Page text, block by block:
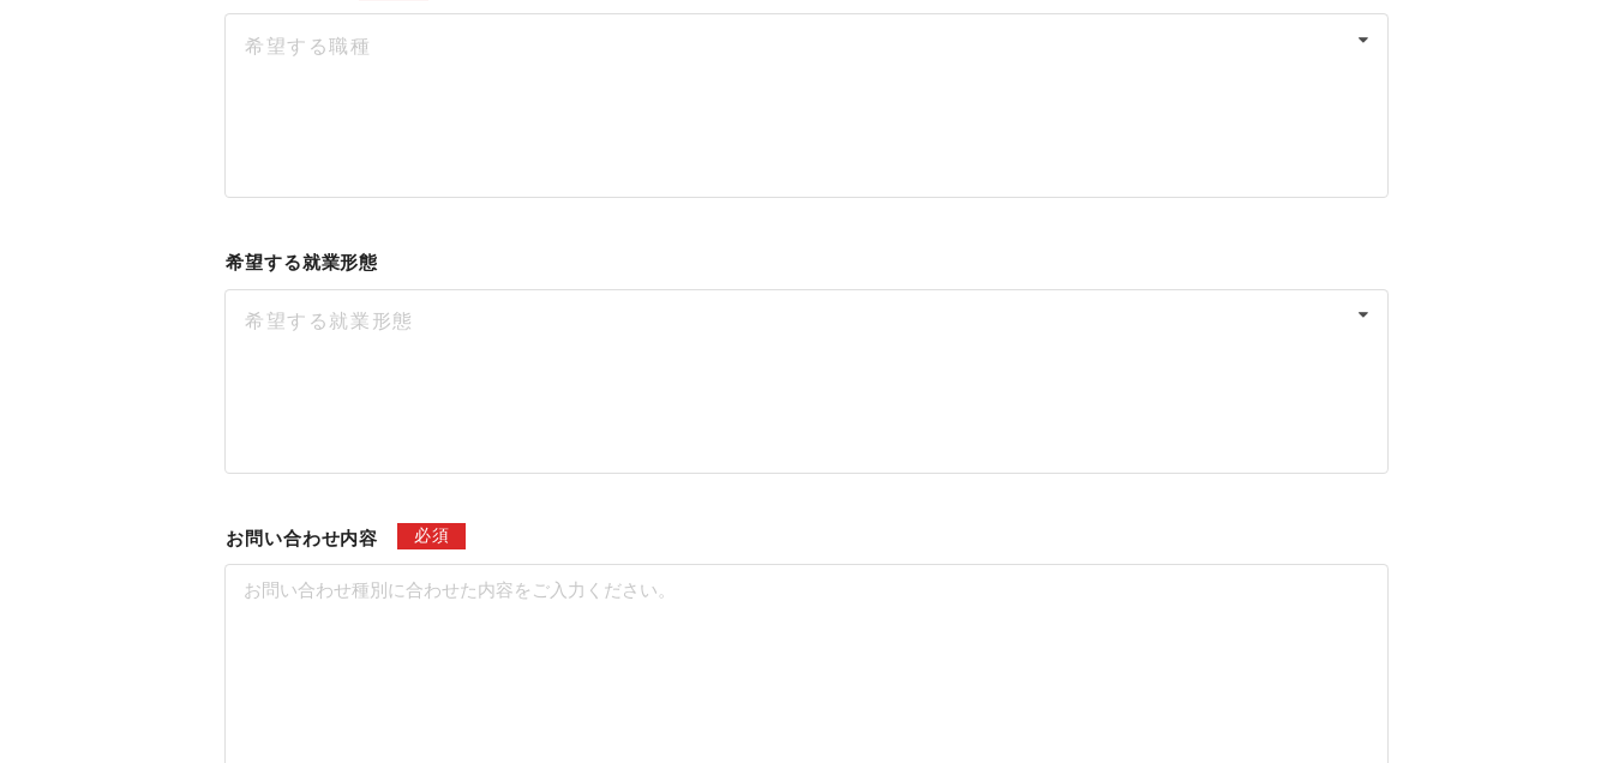
希望する職種
希望する就業形態
希望する就業形態
お問い合わせ内容 必須